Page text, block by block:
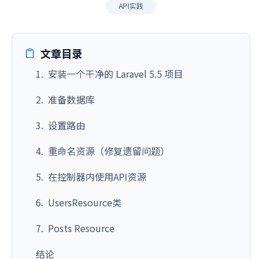
API实践
文章目录
1. 安装一个干净的 Laravel 5.5 项目
2. 准备数据库
3. 设置路由
4. 重命名资源（修复遗留问题）
5. 在控制器内使用API资源
6. UsersResource类
7. Posts Resource
结论